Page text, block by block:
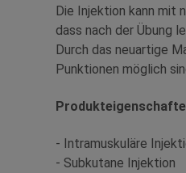
Die Injektion kann mit
dass nach der Übung
Durch das neuartige
Punktionen möglich
- Intramuskuläre
- Subkutane Injektion